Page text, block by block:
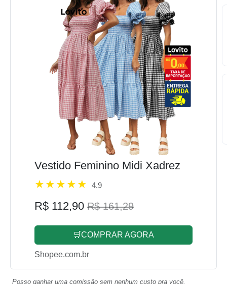
Vestido Feminino Midi Xadrez
4.9
R$ 112,90 R$ 161,29
🛒COMPRAR AGORA
Shopee.com.br
Posso ganhar uma comissão sem nenhum custo pra você.